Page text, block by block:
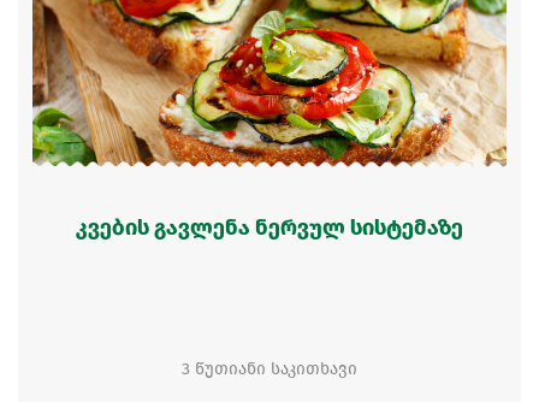
კვების გავლენა ნერვულ სისტემაზე
3 წუთიანი საკითხავი